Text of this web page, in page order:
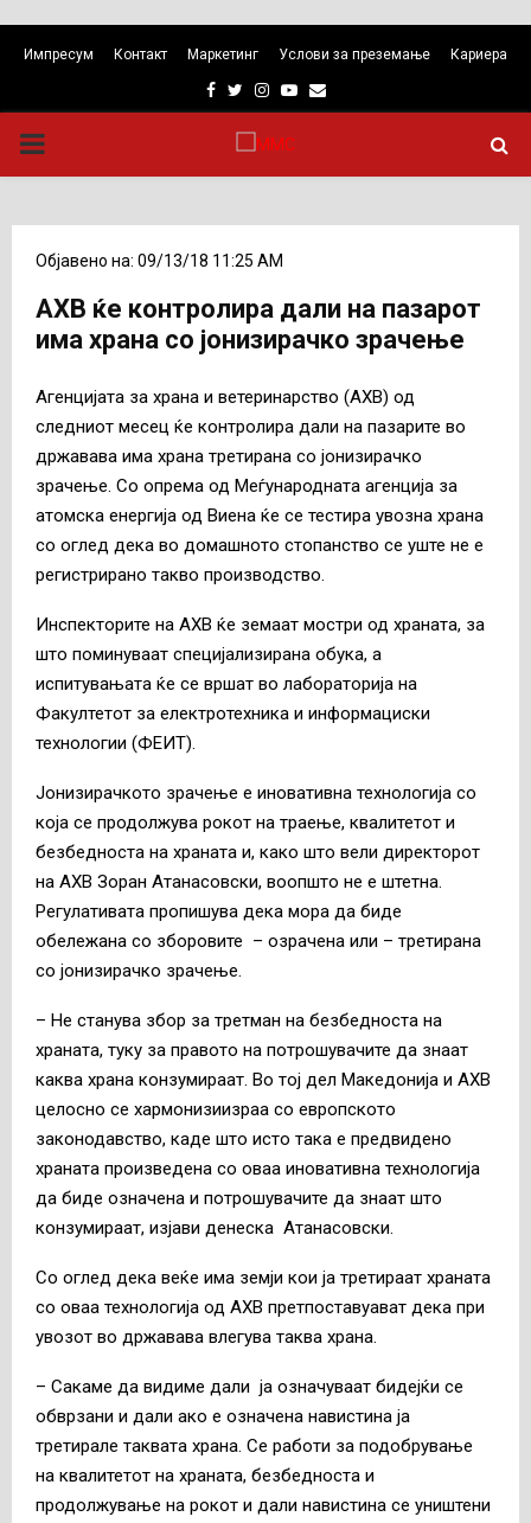
Импресум Контакт Маркетинг Услови за преземање Кариера
Facebook
TwitterInstagram
Youtube
Email
PRIMARY
Објавено на: 09/13/18 11:25 AM
АХВ ќе контролира дали на пазарот
има храна со јонизирачко зрачење
Агенцијата за храна и ветеринарство (АХВ) од
следниот месец ќе контролира дали на пазарите во
државава има храна третирана со јонизирачко
зрачење. Со опрема од Меѓународната агенција за
атомска енергија од Виена ќе се тестира увозна храна
со оглед дека во домашното стопанство се уште не е
регистрирано такво производство.
Инспекторите на АХВ ќе земаат мостри од храната, за
што поминуваат специјализирана обука, а
испитувањата ќе се вршат во лабораторија на
Факултетот за електротехника и информациски
технологии (ФЕИТ).
Јонизирачкото зрачење е иновативна технологија со
која се продолжува рокот на траење, квалитетот и
безбедноста на храната и, како што вели директорот
на АХВ Зоран Атанасовски, воопшто не е штетна.
Регулативата пропишува дека мора да биде
обележана со зборовите – озрачена или – третирана
со јонизирачко зрачење.
– Не станува збор за третман на безбедноста на
храната, туку за правото на потрошувачите да знаат
каква храна конзумираат. Во тој дел Македонија и АХВ
целосно се хармонизиизраа со европското
законодавство, каде што исто така е предвидено
храната произведена со оваа иновативна технологија
да биде означена и потрошувачите да знаат што
конзумираат, изјави денеска Атанасовски.
Со оглед дека веќе има земји кои ја третираат храната
со оваа технологија од АХВ претпоставуават дека при
увозот во државава влегува таква храна.
– Сакаме да видиме дали ја означуваат бидејќи се
обврзани и дали ако е означена навистина ја
третирале таквата храна. Се работи за подобрување
на квалитетот на храната, безбедноста и
продолжување на рокот и дали навистина се уништени